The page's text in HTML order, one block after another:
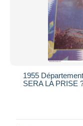
1955
SERA LA PRISE